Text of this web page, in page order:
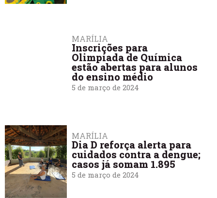
MARÍLIA
Inscrições para
Olimpíada de Química
estão abertas para alunos
do ensino médio
5 de março de 2024
MARÍLIA
Dia D reforça alerta para
cuidados contra a dengue;
casos já somam 1.895
5 de março de 2024